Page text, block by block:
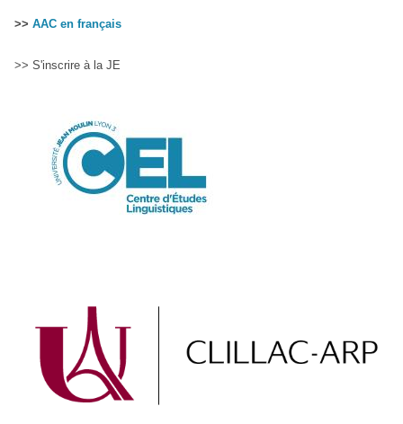
>> AAC en français
>> S'inscrire à la JE